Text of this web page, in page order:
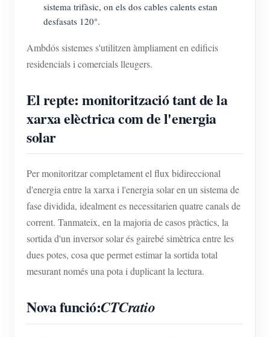
sistema trifàsic, on els dos cables calents estan
desfasats 120°.
Ambdós sistemes s'utilitzen àmpliament en edificis
residencials i comercials lleugers.
El repte: monitorització tant de la
xarxa elèctrica com de l'energia
solar
Per monitoritzar completament el flux bidireccional
d'energia entre la xarxa i l'energia solar en un sistema de
fase dividida, idealment es necessitarien quatre canals de
corrent. Tanmateix, en la majoria de casos pràctics, la
sortida d'un inversor solar és gairebé simètrica entre les
dues potes, cosa que permet estimar la sortida total
mesurant només una pota i duplicant la lectura.
Nova funció:CTCratio